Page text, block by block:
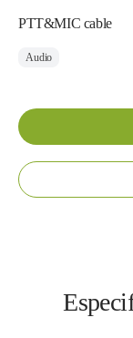
PTT&MIC cable
Audio